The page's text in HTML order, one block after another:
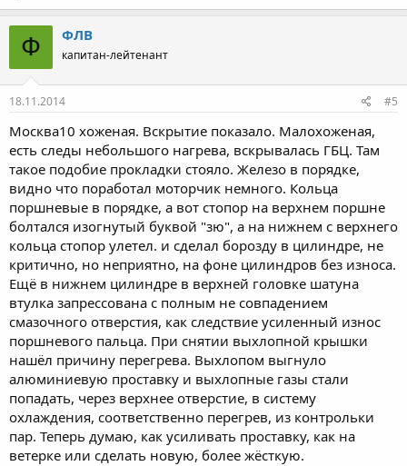
Ф ФЛВ
капитан-лейтенант
18.11.2014 #5
Москва10 хоженая. Вскрытие показало. Малохоженая,
есть следы небольшого нагрева, вскрывалась ГБЦ. Там
такое подобие прокладки стояло. Железо в порядке,
видно что поработал моторчик немного. Кольца
поршневые в порядке, а вот стопор на верхнем поршне
болтался изогнутый буквой "зю", а на нижнем с верхнего
кольца стопор улетел. и сделал борозду в цилиндре, не
критично, но неприятно, на фоне цилиндров без износа.
Ещё в нижнем цилиндре в верхней головке шатуна
втулка запрессована с полным не совпадением
смазочного отверстия, как следствие усиленный износ
поршневого пальца. При снятии выхлопной крышки
нашёл причину перегрева. Выхлопом выгнуло
алюминиевую проставку и выхлопные газы стали
попадать, через верхнее отверстие, в систему
охлаждения, соответственно перегрев, из контрольки
пар. Теперь думаю, как усиливать проставку, как на
ветерке или сделать новую, более жёсткую.